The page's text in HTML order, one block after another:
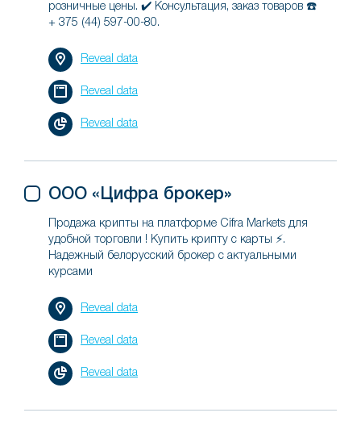
розничные цены. ✔️ Консультация, заказ товаров ☎️
+ 375 (44) 597-00-80.
Reveal data
Reveal data
Reveal data
ООО «Цифра брокер»
Продажа крипты на платформе Cifra Markets для
удобной торговли ! Купить крипту с карты ⚡.
Надежный белорусский брокер с актуальными
курсами
Reveal data
Reveal data
Reveal data